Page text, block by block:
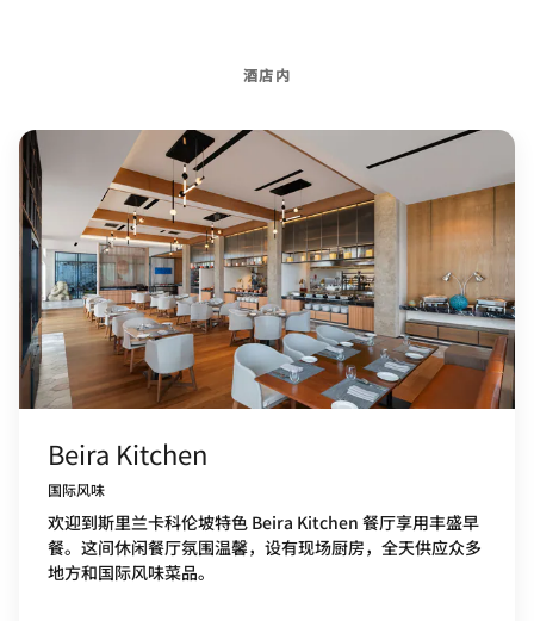
酒店内
Beira Kitchen
国际风味
欢迎到斯里兰卡科伦坡特色 Beira Kitchen 餐厅享用丰盛早
餐。这间休闲餐厅氛围温馨，设有现场厨房，全天供应众多
地方和国际风味菜品。